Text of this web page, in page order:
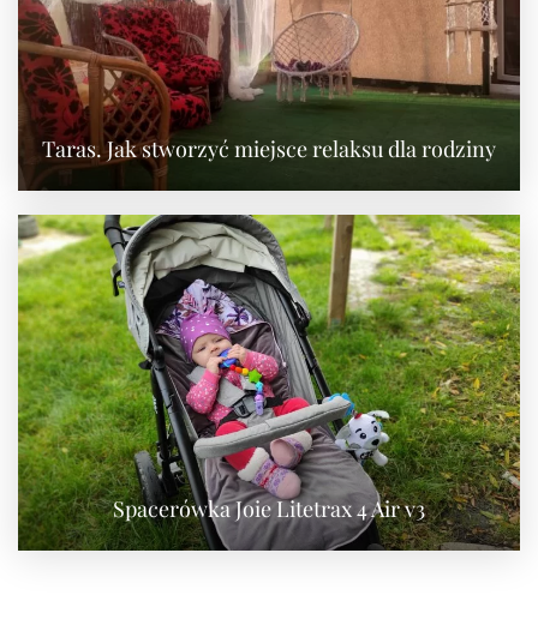
Taras. Jak stworzyć miejsce relaksu dla rodziny
Spacerówka Joie Litetrax 4 Air v3